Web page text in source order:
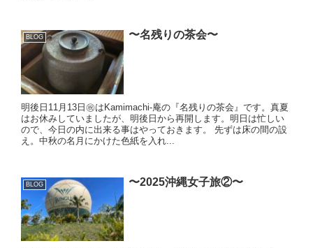
BLOG 〜名残りの茶会〜
明後日11月13日㊗️はKamimachi-庵の『名残りの茶会』です。真夏
はお休みしていましたが、明後日から再開します。明日は忙しい
ので、今日の内に出来る事はやっておきます。 先ずは床の間の設
え。中秋の名月にかけた色紙を入れ...
BLOG 〜2025沖縄女子旅②〜